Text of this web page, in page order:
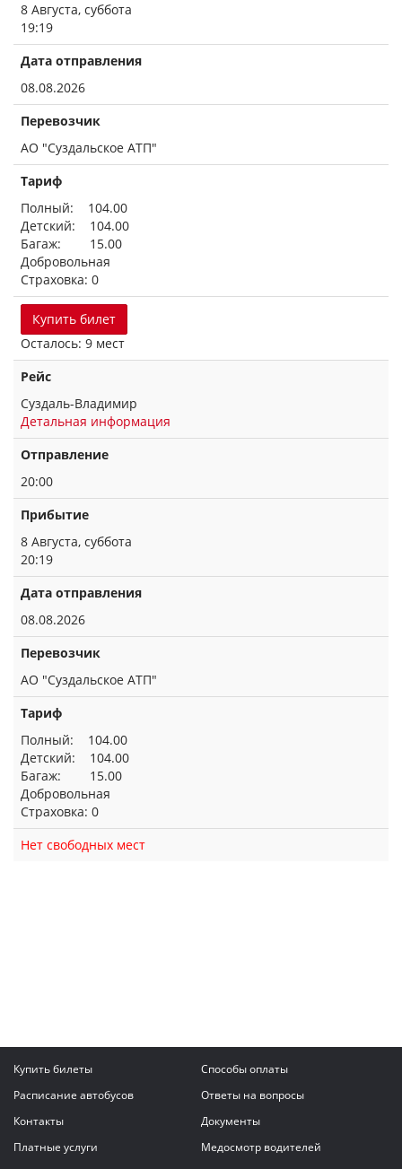
8 Августа, суббота
19:19
Дата отправления
08.08.2026
Перевозчик
АО "Суздальское АТП"
Тариф
Полный: 104.00
Детский: 104.00
Багаж: 15.00
Добровольная
Страховка: 0
Купить билет
Осталось: 9 мест
Рейс
Суздаль-Владимир
Детальная информация
Отправление
20:00
Прибытие
8 Августа, суббота
20:19
Дата отправления
08.08.2026
Перевозчик
АО "Суздальское АТП"
Тариф
Полный: 104.00
Детский: 104.00
Багаж: 15.00
Добровольная
Страховка: 0
Нет свободных мест
Купить билеты
Способы оплаты
Расписание автобусов
Ответы на вопросы
Контакты
Документы
Платные услуги
Медосмотр водителей